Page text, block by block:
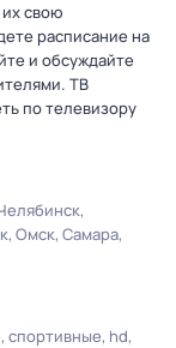
свою
расписание на
и обсуждайте
ТВ
по телевизору
Омск Самара
спортивные hd